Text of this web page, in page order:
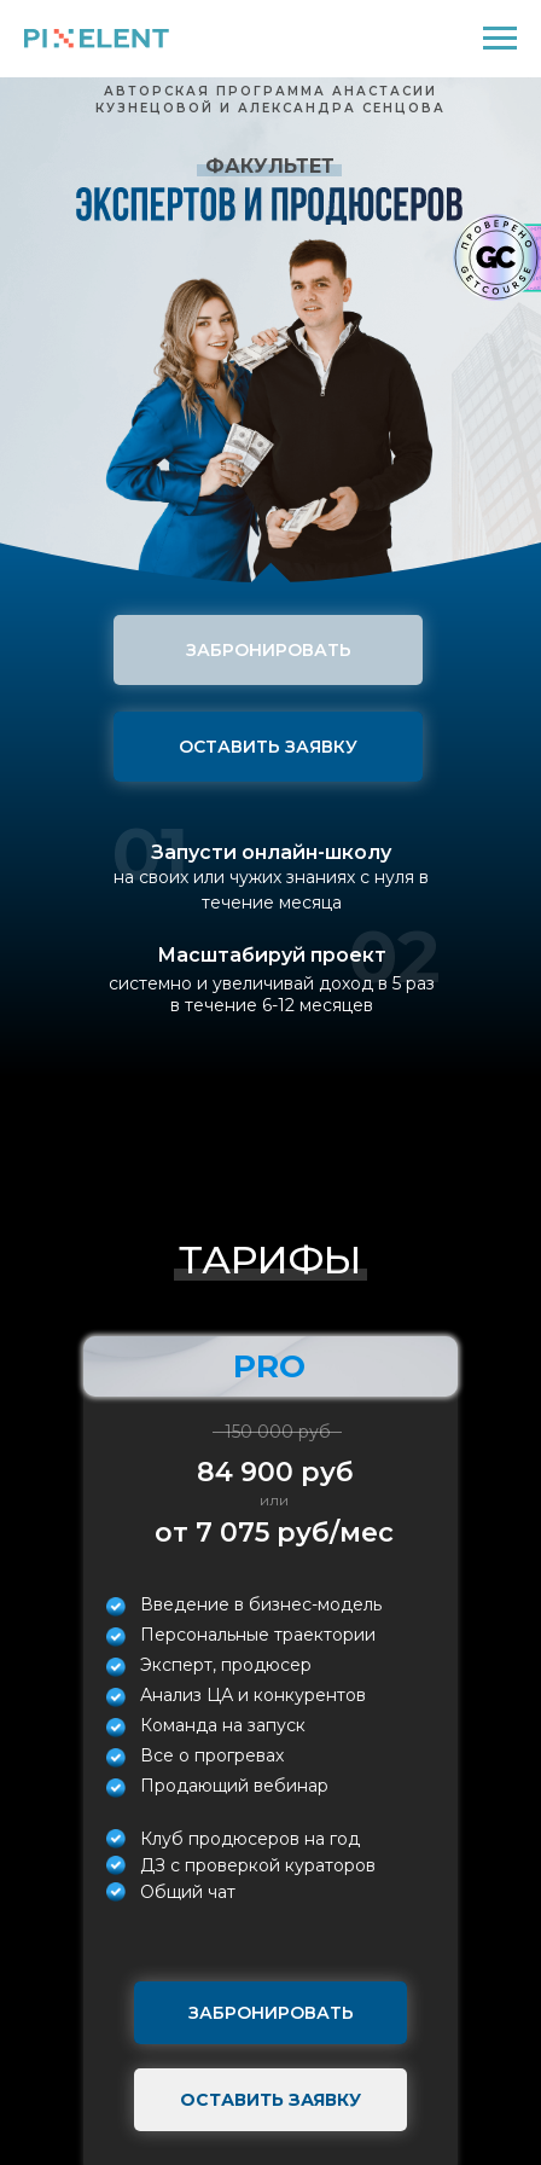
на своих или чужих знаниях с нуля в
течение месяца
Запусти онлайн-школу
системно и увеличивай доход в 5 раз
в течение 6-12 месяцев
Масштабируй проект
01
02
АВТОРСКАЯ ПРОГРАММА АНАСТАСИИ
КУЗНЕЦОВОЙ И АЛЕКСАНДРА СЕНЦОВА
ФАКУЛЬТЕТ
ЗАБРОНИРОВАТЬ
ОСТАВИТЬ ЗАЯВКУ
ЗАБРОНИРОВАТЬ
ОСТАВИТЬ ЗАЯВКУ
Введение в бизнес-модель
Персональные траектории
Эксперт, продюсер
Анализ ЦА и конкурентов
Команда на запуск
Все о прогревах
Продающий вебинар
Клуб продюсеров на год
ДЗ с проверкой кураторов
Общий чат
150 000 руб
84 900 руб
от 7 075 руб/мес
или
PRO
ТАРИФЫ